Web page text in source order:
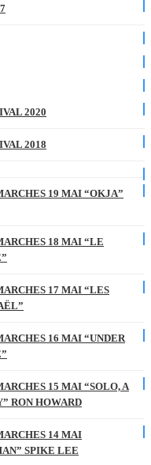
2020
2018
19 MAI “OKJA”
18 MAI “LE
17 MAI “LES
16 MAI “UNDER
15 MAI “SOLO, A
RON HOWARD
14 MAI
SPIKE LEE